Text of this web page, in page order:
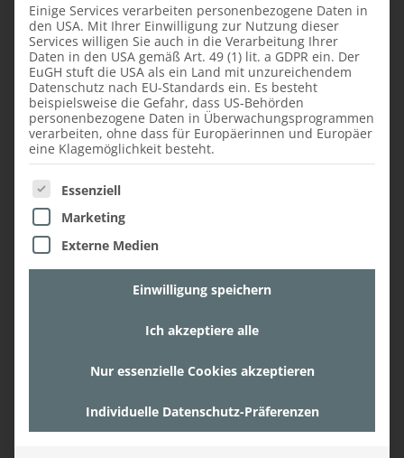
MEHR
25. März 2025,
LEHRLING TISCHLER:IN
Wir suchen Lehrlinge für die
Herstellung von individuellen
Holz und Holzwerkstoffen
Werkzeugen Unsere
Pflichtschulabschluss Freude
und Interesse an der Arbeit mit
Einige Services verarbeiten personenbezogene Daten in
den USA. Mit Ihrer Einwilligung zur Nutzung dieser
Services willigen Sie auch in die Verarbeitung Ihrer
Daten in den USA gemäß Art. 49 (1) lit. a GDPR ein. Der
EuGH stuft die USA als ein Land mit unzureichendem
Datenschutz nach EU-Standards ein. Es besteht
beispielsweise die Gefahr, dass US-Behörden
personenbezogene Daten in Überwachungsprogrammen
verarbeiten, ohne dass für Europäerinnen und Europäer
eine Klagemöglichkeit besteht.
Es folgt eine Liste der Service-Gruppen, für die
Essenziell
Marketing
Externe Medien
Einwilligung speichern
Ich akzeptiere alle
Nur essenzielle Cookies akzeptieren
Individuelle Datenschutz-Präferenzen